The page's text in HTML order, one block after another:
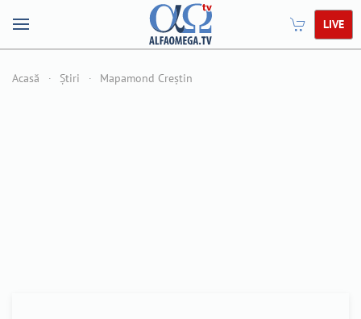
LIVE
Acasă Știri Mapamond Creștin